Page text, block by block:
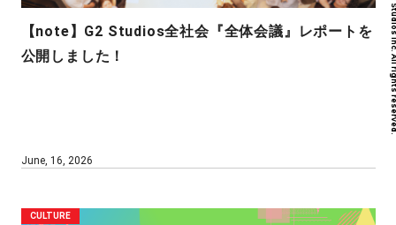
【note】G2 Studios全社会『全体会議』レポートを
公開しました！
June, 16, 2026
CULTURE